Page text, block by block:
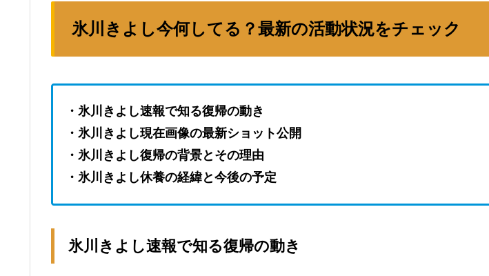
氷川きよし今何してる？最新の活動状況をチェック
・氷川きよし速報で知る復帰の動き
・氷川きよし現在画像の最新ショット公開
・氷川きよし復帰の背景とその理由
・氷川きよし休養の経緯と今後の予定
氷川きよし速報で知る復帰の動き